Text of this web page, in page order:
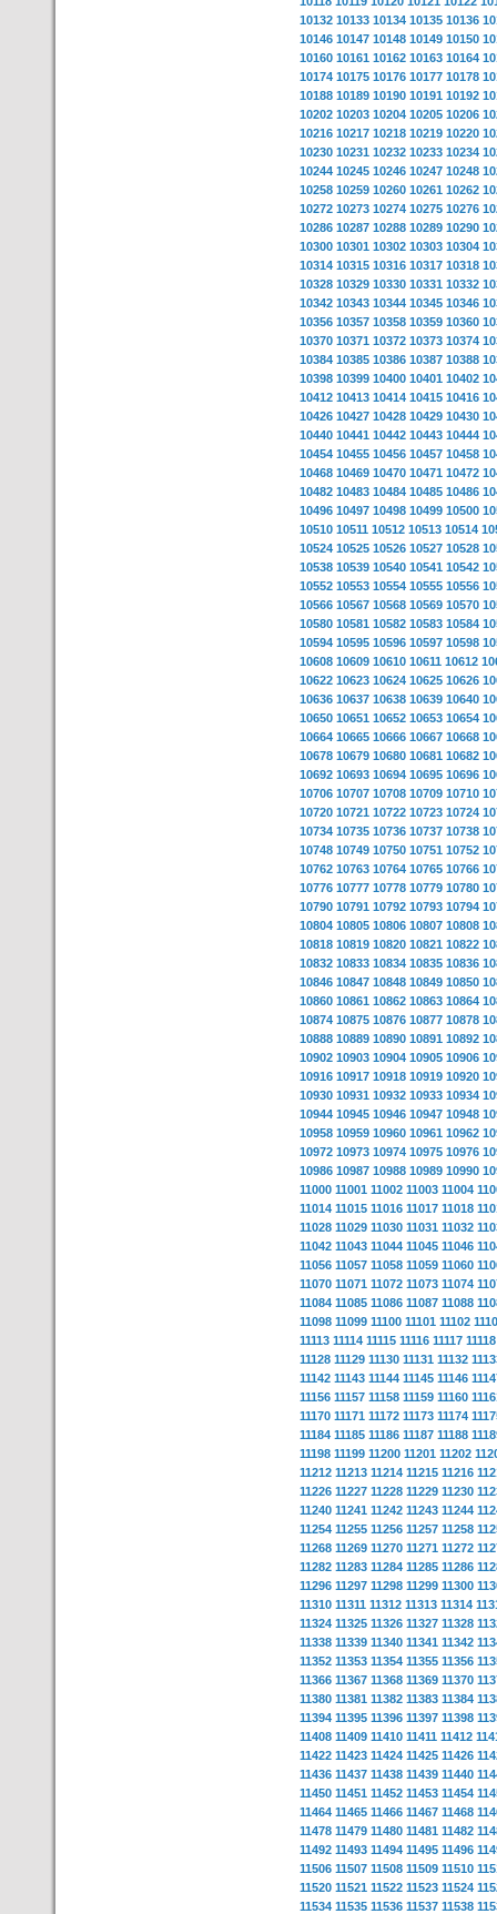
10132 10133 10134 10135 10136
10146 10147 10148 10149 10150
10160 10161 10162 10163 10164
10174 10175 10176 10177 10178
10188 10189 10190 10191 10192
10202 10203 10204 10205 10206
10216 10217 10218 10219 10220
10230 10231 10232 10233 10234
10244 10245 10246 10247 10248
10258 10259 10260 10261 10262
10272 10273 10274 10275 10276
10286 10287 10288 10289 10290
10300 10301 10302 10303 10304
10314 10315 10316 10317 10318
10328 10329 10330 10331 10332
10342 10343 10344 10345 10346
10356 10357 10358 10359 10360
10370 10371 10372 10373 10374
10384 10385 10386 10387 10388
10398 10399 10400 10401 10402
10412 10413 10414 10415 10416
10426 10427 10428 10429 10430
10440 10441 10442 10443 10444
10454 10455 10456 10457 10458
10468 10469 10470 10471 10472
10482 10483 10484 10485 10486
10496 10497 10498 10499 10500
10510 10511 10512 10513 10514
10524 10525 10526 10527 10528
10538 10539 10540 10541 10542
10552 10553 10554 10555 10556
10566 10567 10568 10569 10570
10580 10581 10582 10583 10584
10594 10595 10596 10597 10598
10608 10609 10610 10611 10612
10622 10623 10624 10625 10626
10636 10637 10638 10639 10640
10650 10651 10652 10653 10654
10664 10665 10666 10667 10668
10678 10679 10680 10681 10682
10692 10693 10694 10695 10696
10706 10707 10708 10709 10710
10720 10721 10722 10723 10724
10734 10735 10736 10737 10738
10748 10749 10750 10751 10752
10762 10763 10764 10765 10766
10776 10777 10778 10779 10780
10790 10791 10792 10793 10794
10804 10805 10806 10807 10808
10818 10819 10820 10821 10822
10832 10833 10834 10835 10836
10846 10847 10848 10849 10850
10860 10861 10862 10863 10864
10874 10875 10876 10877 10878
10888 10889 10890 10891 10892
10902 10903 10904 10905 10906
10916 10917 10918 10919 10920
10930 10931 10932 10933 10934
10944 10945 10946 10947 10948
10958 10959 10960 10961 10962
10972 10973 10974 10975 10976
10986 10987 10988 10989 10990
11000 11001 11002 11003 11004
11014 11015 11016 11017 11018
11028 11029 11030 11031 11032
11042 11043 11044 11045 11046
11056 11057 11058 11059 11060
11070 11071 11072 11073 11074
11084 11085 11086 11087 11088
11098 11099 11100 11101 11102
11113 11114 11115 11116 11117 11118
11128 11129 11130 11131 11132
11142 11143 11144 11145 11146
11156 11157 11158 11159 11160
11170 11171 11172 11173 11174
11184 11185 11186 11187 11188
11198 11199 11200 11201 11202
11212 11213 11214 11215 11216
11226 11227 11228 11229 11230
11240 11241 11242 11243 11244
11254 11255 11256 11257 11258
11268 11269 11270 11271 11272
11282 11283 11284 11285 11286
11296 11297 11298 11299 11300
11310 11311 11312 11313 11314
11324 11325 11326 11327 11328
11338 11339 11340 11341 11342
11352 11353 11354 11355 11356
11366 11367 11368 11369 11370
11380 11381 11382 11383 11384
11394 11395 11396 11397 11398
11408 11409 11410 11411 11412
11422 11423 11424 11425 11426
11436 11437 11438 11439 11440
11450 11451 11452 11453 11454
11464 11465 11466 11467 11468
11478 11479 11480 11481 11482
11492 11493 11494 11495 11496
11506 11507 11508 11509 11510
11520 11521 11522 11523 11524
11534 11535 11536 11537 11538